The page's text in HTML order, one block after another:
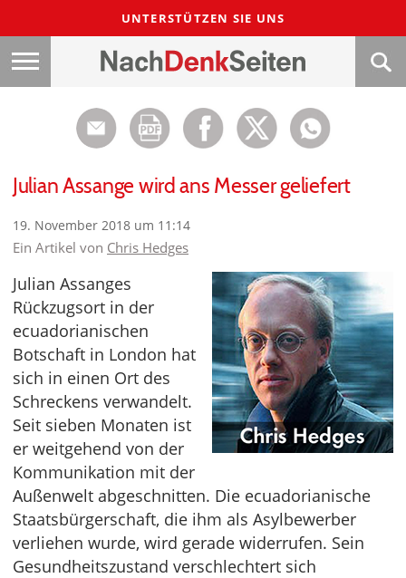
UNTERSTÜTZEN SIE UNS
Julian Assange wird ans Messer geliefert
19. November 2018 um 11:14
Ein Artikel von Chris Hedges
Julian Assanges
Rückzugsort in der
ecuadorianischen
Botschaft in London hat
sich in einen Ort des
Schreckens verwandelt.
Seit sieben Monaten ist
er weitgehend von der
Kommunikation mit der
Außenwelt abgeschnitten. Die ecuadorianische
Staatsbürgerschaft, die ihm als Asylbewerber
verliehen wurde, wird gerade widerrufen. Sein
Gesundheitszustand verschlechtert sich